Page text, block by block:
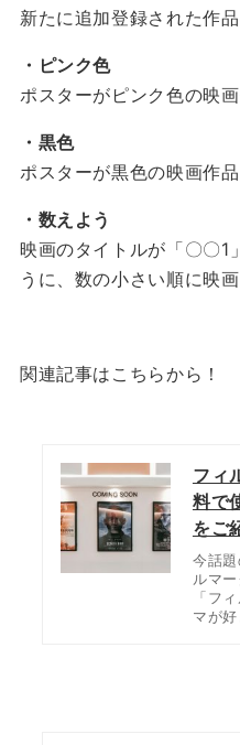
新たに追加登録された作
・ピンク色
ポスターがピンク色の映
・黒色
ポスターが黒色の映画作品
・数えよう
映画のタイトルが「〇
うに、数の小さい順に映
関連記事はこちらから！
フィ
料で
をご
今話
ルマ
「フ
マが